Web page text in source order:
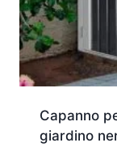
Capanno
giardino